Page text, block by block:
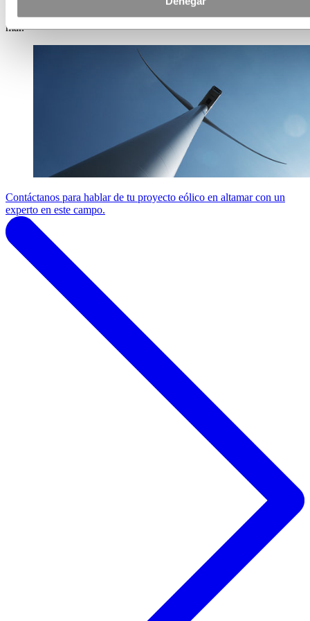
para las extremas condiciones que soportan las turbinas eólicas en el
mar.
Contáctanos para hablar de tu proyecto eólico en altamar con un
experto en este campo.